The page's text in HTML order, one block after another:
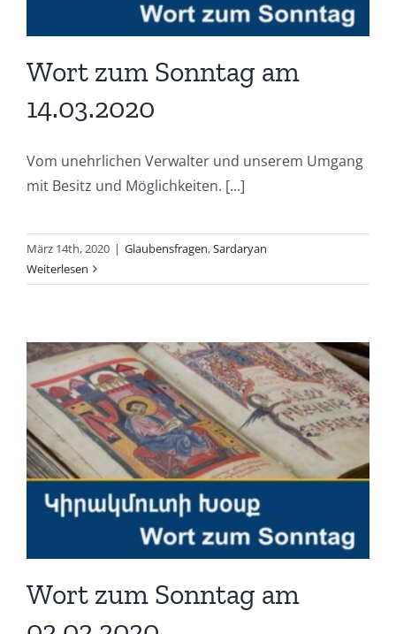
Wort zum Sonntag am
14.03.2020
Vom unehrlichen Verwalter und unserem Umgang
mit Besitz und Möglichkeiten. [...]
März 14th, 2020 | Glaubensfragen,Sardaryan
Weiterlesen
Wort zum Sonntag am